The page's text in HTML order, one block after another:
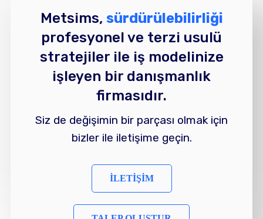
Metsims, sürdürülebilirliği
profesyonel ve terzi usulü
stratejiler ile iş modelinize
işleyen bir danışmanlık
firmasıdır.
Siz de değişimin bir parçası olmak için
bizler ile iletişime geçin.
İLETİŞİM